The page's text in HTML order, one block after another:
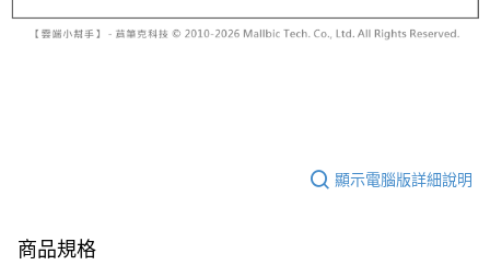
顯示電腦版詳細說明
商品規格